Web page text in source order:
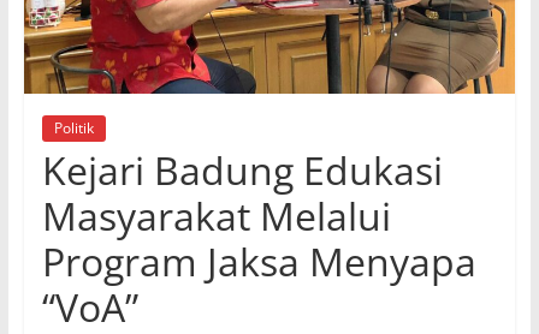
Politik
Kejari Badung Edukasi
Masyarakat Melalui
Program Jaksa Menyapa
“VoA”